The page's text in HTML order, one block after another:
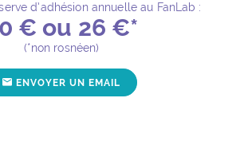
d’adhésion annuelle au FanLab :
€ ou 26 €*
(*non rosnéen)
ENVOYER UN EMAIL POUR L'ÉVÉNEMENT